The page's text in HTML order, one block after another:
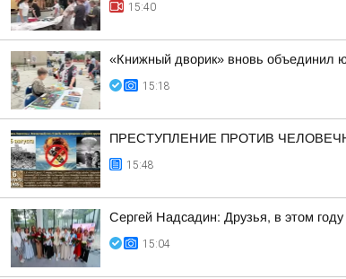
15:40
«Книжный дворик» вновь объединил
15:18
ПРЕСТУПЛЕНИЕ ПРОТИВ
15:48
Сергей Надсадин: Друзья, в этом
15:04